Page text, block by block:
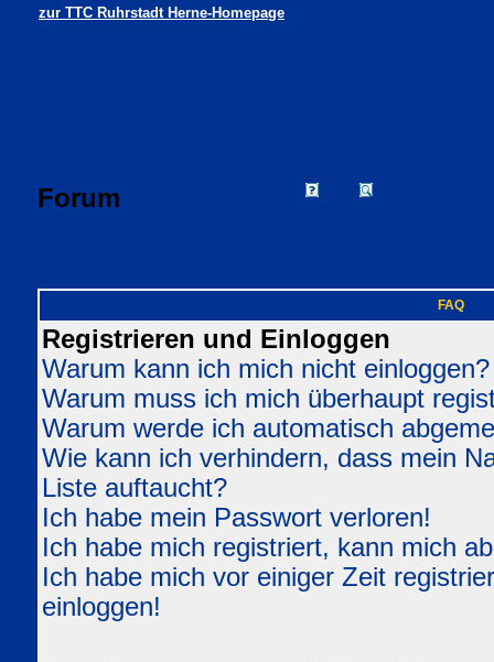
zur TTC Ruhrstadt Herne-Homepage
Forum
FAQ
Registrieren und Einloggen
Warum kann ich mich nicht einloggen?
Warum muss ich mich überhaupt
Warum werde ich automatisch
Wie kann ich verhindern, dass mein
Liste auftaucht?
Ich habe mein Passwort verloren!
Ich habe mich registriert, kann mich
Ich habe mich vor einiger Zeit
einloggen!